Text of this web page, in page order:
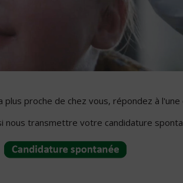
proche de chez vous, répondez à
nous transmettre votre candidature